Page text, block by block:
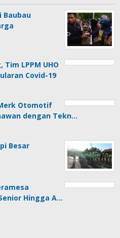
Baubau
LPPM UHO
Covid-19
Otomotif
dengan Tekn…
Besar
Hingga A…